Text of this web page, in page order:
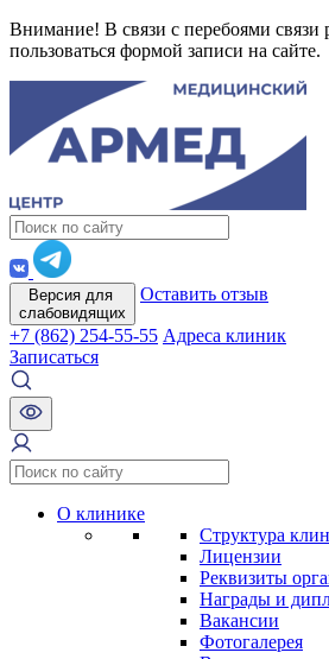
Внимание! В связи с перебоями связи
пользоваться формой записи на сайте.
Версия для
слабовидящих
Оставить отзыв
+7 (862) 254-55-55 Адреса клиник
Записаться
О клинике
Структура
Лицензии
Реквизиты
Награды и
Вакансии
Фотогалерея